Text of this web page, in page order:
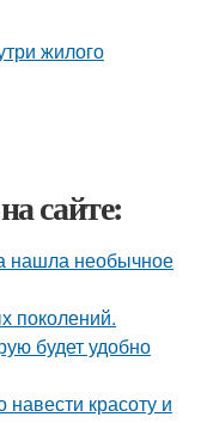
сайте:
нашла необычное
поколений.
будет удобно
красоту и